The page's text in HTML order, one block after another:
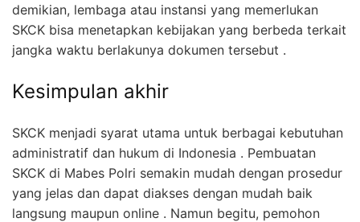
demikian, lembaga atau instansi yang memerlukan
SKCK bisa menetapkan kebijakan yang berbeda terkait
jangka waktu berlakunya dokumen tersebut .
Kesimpulan akhir
SKCK menjadi syarat utama untuk berbagai kebutuhan
administratif dan hukum di Indonesia . Pembuatan
SKCK di Mabes Polri semakin mudah dengan prosedur
yang jelas dan dapat diakses dengan mudah baik
langsung maupun online . Namun begitu, pemohon